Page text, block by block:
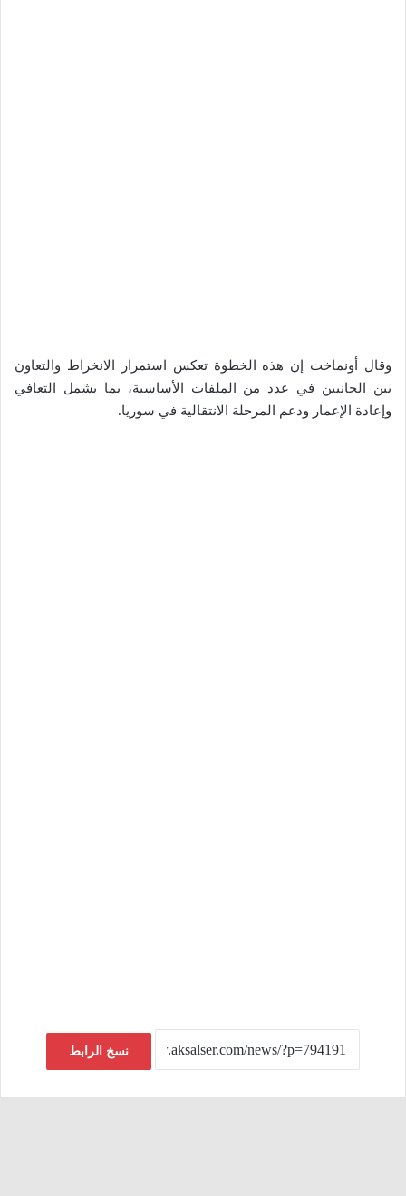
وقال أونماخت إن هذه الخطوة تعكس استمرار الانخراط والتعاون
بين الجانبين في عدد من الملفات الأساسية، بما يشمل التعافي
وإعادة الإعمار ودعم المرحلة الانتقالية في سوريا.
نسخ الرابط